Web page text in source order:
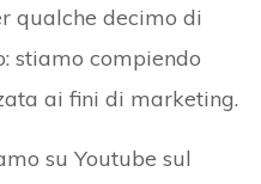
qualche decimo di
stiamo compiendo
ai fini di marketing.
su Youtube sul